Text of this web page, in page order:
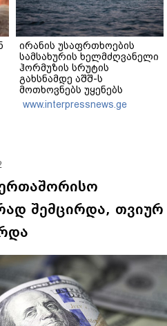
ირანის უსაფრთხოების
სამსახურის ხელმძღვანელი
ჰორმუზის სრუტის
გახსნამდე აშშ-ს
მოთხოვნებს უყენებს
www.interpressnews.ge
შემცირდა, თვიურ